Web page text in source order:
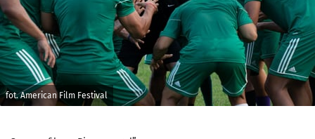
fot. American Film Festival